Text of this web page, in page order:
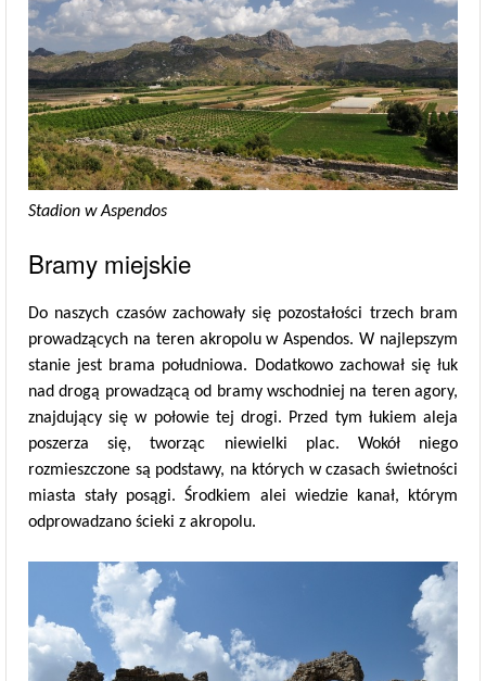
Stadion w Aspendos
Bramy miejskie
Do naszych czasów zachowały się pozostałości trzech bram
prowadzących na teren akropolu w Aspendos. W najlepszym
stanie jest brama południowa. Dodatkowo zachował się łuk
nad drogą prowadzącą od bramy wschodniej na teren agory,
znajdujący się w połowie tej drogi. Przed tym łukiem aleja
poszerza się, tworząc niewielki plac. Wokół niego
rozmieszczone są podstawy, na których w czasach świetności
miasta stały posągi. Środkiem alei wiedzie kanał, którym
odprowadzano ścieki z akropolu.